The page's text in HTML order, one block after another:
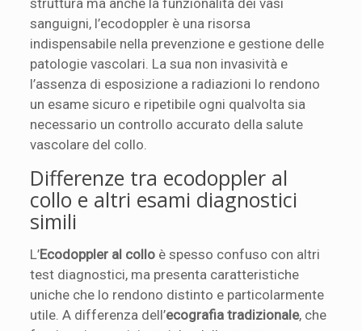
sanguigni, l’ecodoppler è una risorsa
indispensabile nella prevenzione e gestione delle
patologie vascolari. La sua non invasività e
l’assenza di esposizione a radiazioni lo rendono
un esame sicuro e ripetibile ogni qualvolta sia
necessario un controllo accurato della salute
vascolare del collo.
Differenze tra ecodoppler al
collo e altri esami diagnostici
simili
L’Ecodoppler al collo è spesso confuso con altri
test diagnostici, ma presenta caratteristiche
uniche che lo rendono distinto e particolarmente
utile. A differenza dell’ecografia tradizionale, che